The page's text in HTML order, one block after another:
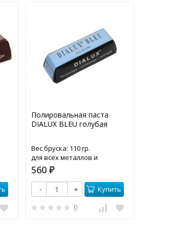
Полировальная паста
DIALUX BLEU голубая
Вес бруска: 110 гр.
для всех металлов и
пластмасс
560 ₽
- + Купить
0